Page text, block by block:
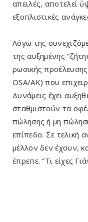
απειλές, αποτελεί
εξοπλιστικές
Λόγω της
της αυξημένης
ρωσικής
OSA/AK) που
Δυνάμεις έχει
σταθμιστούν τα
πώλησης ή μη
επίπεδο. Σε τελική
μέλλον δεν έχουν,
έπρεπε. “Τι είχες